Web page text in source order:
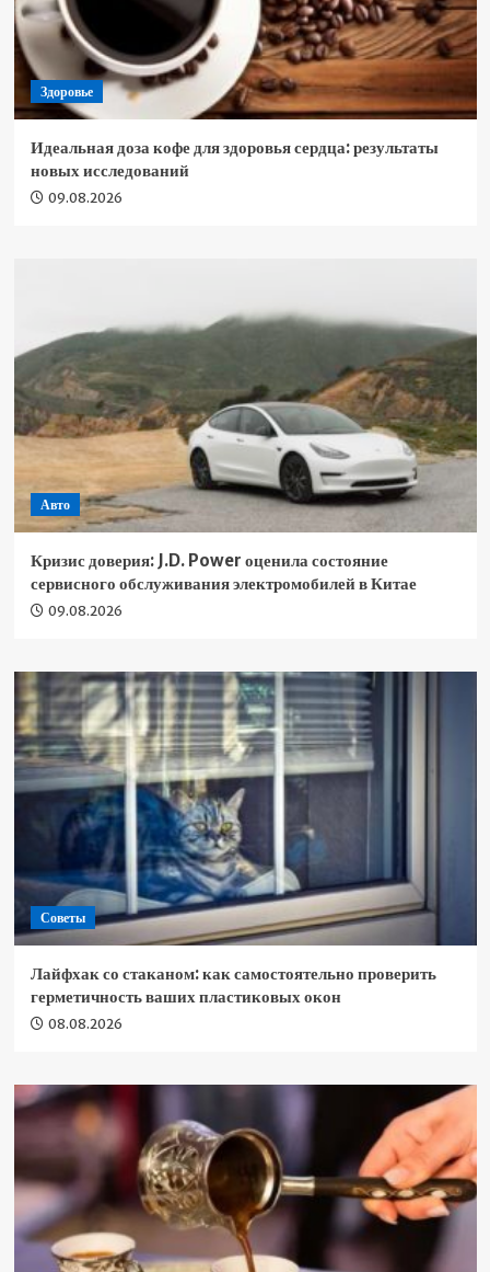
Здоровье
Идеальная доза кофе для здоровья сердца: результаты
новых исследований
09.08.2026
Авто
Кризис доверия: J.D. Power оценила состояние
сервисного обслуживания электромобилей в Китае
09.08.2026
Советы
Лайфхак со стаканом: как самостоятельно проверить
герметичность ваших пластиковых окон
08.08.2026